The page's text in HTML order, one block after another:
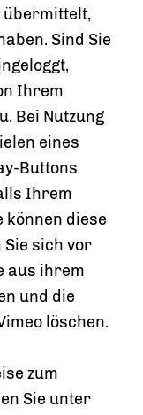
übermittelt,
Sind Sie
Ihrem
Bei Nutzung
eines
Buttons
Ihrem
können diese
sich vor
aus ihrem
und die
löschen.
zum
Sie unter